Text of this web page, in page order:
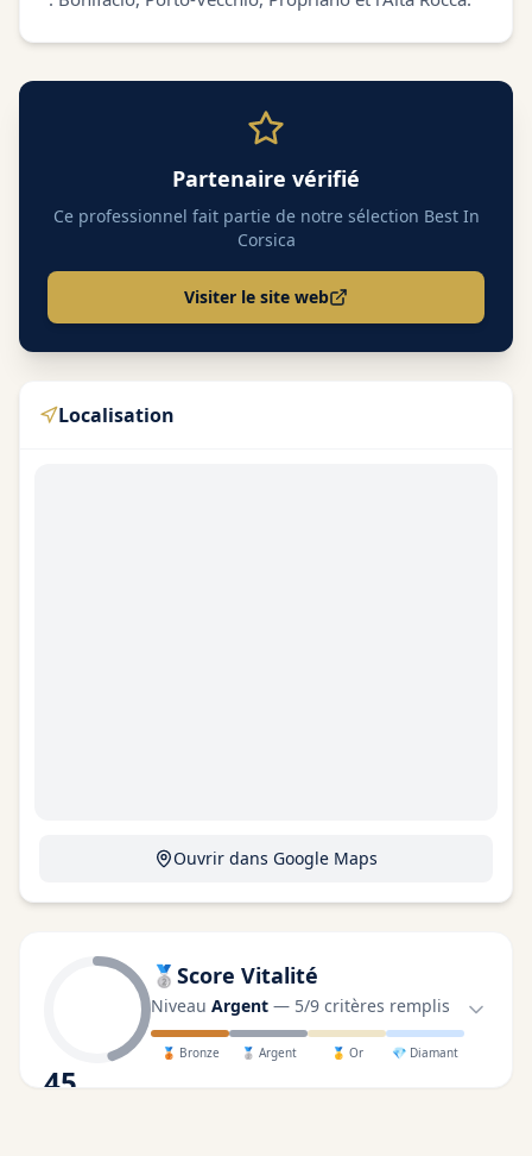
Partenaire vérifié
Ce professionnel fait partie de notre sélection Best In
Corsica
Visiter le site web
Localisation
Ouvrir dans Google Maps
45
🥈 Score Vitalité
Niveau Argent — 5/9 critères remplis
🥉 Bronze 🥈 Argent 🥇 Or 💎 Diamant